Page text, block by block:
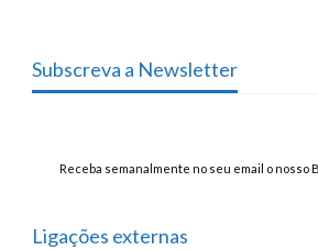
Subscreva a Newsletter
Receba semanalmente no seu email o nosso
Ligações externas